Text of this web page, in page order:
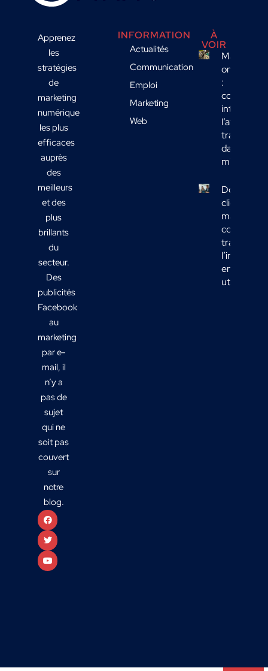
Apprenez
les
stratégies
de
marketing
numérique
les plus
efficaces
auprès
des
meilleurs
et des
plus
brillants
du
secteur.
Des
publicités
Facebook
au
marketing
par e-
mail, il
n’y a
pas de
sujet
qui ne
soit pas
couvert
sur
notre
blog.
INFORMATION
Actualités
Communication
Emploi
Marketing
Web
À
VOIR
Marketing
omnicanal
:
comment
intégrer
l’affichage
transport
dans votre
mix média
Données
clients
marketing :
comment
en actions
utiles ?